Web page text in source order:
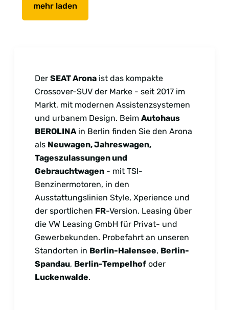
mehr laden
Der SEAT Arona ist das kompakte
Crossover-SUV der Marke - seit 2017 im
Markt, mit modernen Assistenzsystemen
und urbanem Design. Beim Autohaus
BEROLINA in Berlin finden Sie den Arona
als Neuwagen, Jahreswagen,
Tageszulassungen und
Gebrauchtwagen - mit TSI-
Benzinermotoren, in den
Ausstattungslinien Style, Xperience und
der sportlichen FR-Version. Leasing über
die VW Leasing GmbH für Privat- und
Gewerbekunden. Probefahrt an unseren
Standorten in Berlin-Halensee, Berlin-
Spandau, Berlin-Tempelhof oder
Luckenwalde.